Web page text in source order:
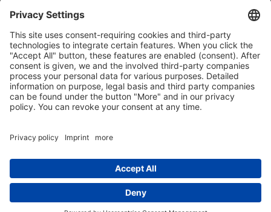
Impressum
Barrierefreiheitserklärung
Datenschutzerklärung
Newsletter abonieren
FacebookE‑Mail